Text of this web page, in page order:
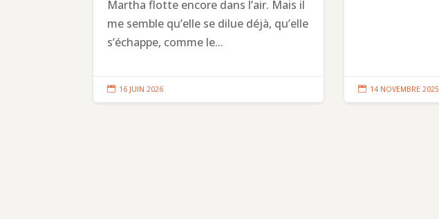
Martha flotte encore dans l’air. Mais il
me semble qu’elle se dilue déjà, qu’elle
s’échappe, comme le...
 16 JUIN 2026  14 NOVEMBRE 2025